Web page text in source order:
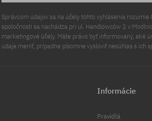
Správcom údajov sa na účely tohto vyhlásenia
spoločnosti sa nachádza pri ul. Handlowców 2 v
marketingové účely. Máte právo byť informovaný, aké
údaje meniť, prípadne písomne vysloviť nesúhlas s ich
Informácie
Pravidlá